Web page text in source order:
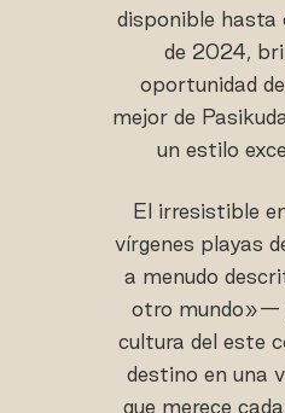
disponible hasta
de 2024,
oportunidad
mejor de
un estilo
El irresistible
vírgenes playas
a menudo
otro mundo»—
cultura del este
destino en una
que merece